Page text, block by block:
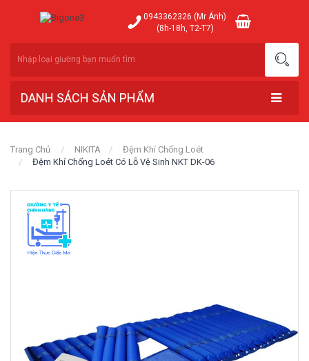
0943362326 (Mr Ánh)
(8h-18h, T2-T7)
DANH SÁCH SẢN PHẨM
Trang Chủ NIKITA
Đệm Khí Chống Loét
Đệm Khí Chống Loét Có Lỗ Vệ Sinh NKT DK-06